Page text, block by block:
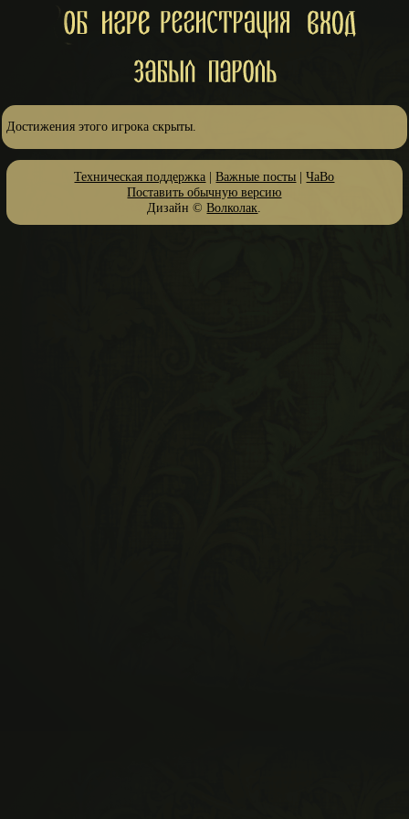
Достижения этого игрока скрыты.
Техническая поддержка |Важные посты |ЧаВо
Поставить обычную версию
Дизайн ©Волколак